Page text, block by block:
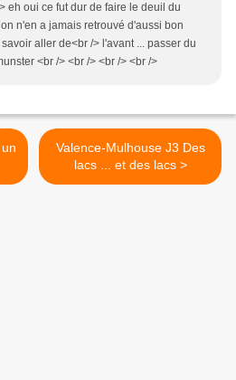
eh oui ce fut dur de faire le deuil du
n'en a jamais retrouvé d'aussi bon
aller de<br /> l'avant ... passer du
<br /> <br /> <br /> <br />
Valence-Mulhouse J3 Des
lacs ... et des lacs >